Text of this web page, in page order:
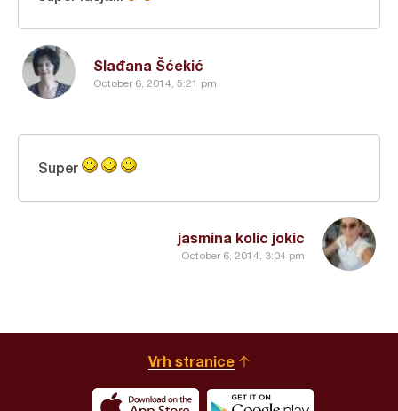
Slađana Šćekić
October 6, 2014, 5:21 pm
jasmina kolic jokic
October 6, 2014, 3:04 pm
Super
Vrh stranice